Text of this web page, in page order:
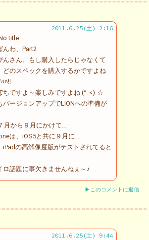
2011.6.25(土) 2:16
title
んわ、Part2
んさん、もし購入したらじゃなくて
どのスペックを購入するかですよね
ﾊ!!
ちですよ～楽しみですよね (^_<)-☆
バージョンアップでLIONへの準備が
月から９月にかけて…
は、iOS5と共に９月に…
iPadの高解像度版がテストされてると
ロ話題に事欠きませんねぇ～♪
▶このコメントに返信
2011.6.25(土) 9:44